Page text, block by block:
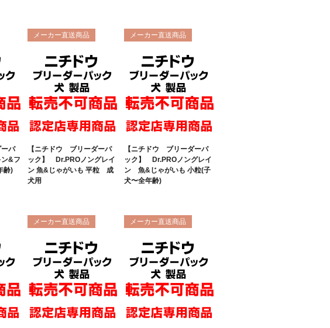
パ
&フ
齢)
メーカー直送商品
【ニチドウ ブリーダーパ
ック】 Dr.PROノングレイ
ン 魚&じゃがいも 平粒 成
犬用
メーカー直送商品
【ニチドウ ブリーダーパ
ック】 Dr.PROノングレイ
ン 魚&じゃがいも 小粒(子
犬〜全年齢)
メーカー直送商品 メーカー直送商品